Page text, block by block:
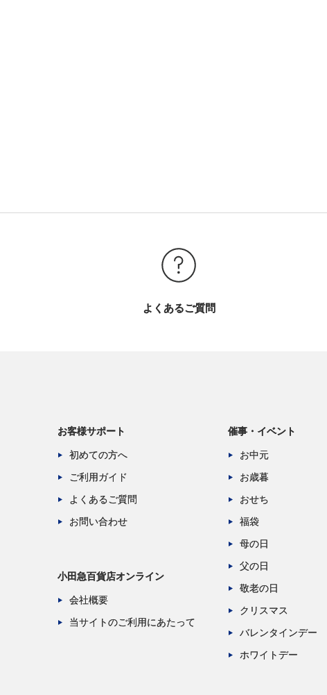
よくあるご質問
お客様サポート
初めての方へ
ご利用ガイド
よくあるご質問
お問い合わせ
小田急百貨店オンライン
会社概要
当サイトのご利用にあたって
催事・イベント
お中元
お歳暮
おせち
福袋
母の日
父の日
敬老の日
クリスマス
バレンタインデー
ホワイトデー